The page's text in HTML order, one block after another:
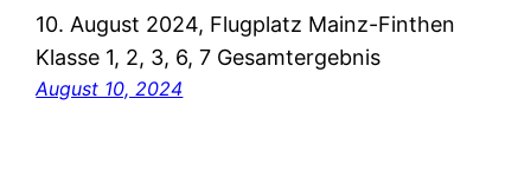
10. August 2024, Flugplatz Mainz-Finthen
Klasse 1, 2, 3, 6, 7 Gesamtergebnis
August 10, 2024